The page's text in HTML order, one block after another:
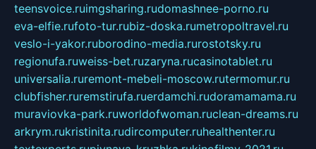
teensvoice.ruimgsharing.rudomashnee-porno.ru
eva-elfie.rufoto-tur.rubiz-doska.rumetropoltravel.ru
veslo-i-yakor.ruborodino-media.rurostotsky.ru
regionufa.ruweiss-bet.ruzaryna.rucasinotablet.ru
universalia.ruremont-mebeli-moscow.rutermomur.ru
clubfisher.ruremstirufa.ruerdamchi.rudoramamama.ru
muraviovka-park.ruworldofwoman.ruclean-dreams.ru
arkrym.rukristinita.rudircomputer.ruhealthenter.ru